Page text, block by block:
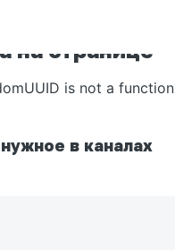
на странице
is not a function
в каналах